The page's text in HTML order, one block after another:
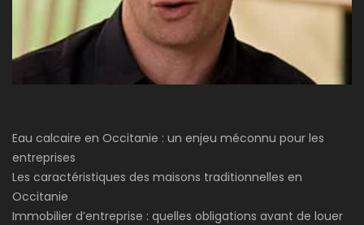
Eau calcaire en Occitanie : un enjeu méconnu pour les
entreprises
Les caractéristiques des maisons traditionnelles en
Occitanie
Immobilier d’entreprise : quelles obligations avant de louer